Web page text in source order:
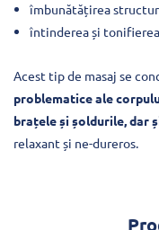
îmbunătățirea
întinderea și
Acest tip de masaj se
problematice ale
brațele și șoldurile, dar
relaxant și ne-dureros.